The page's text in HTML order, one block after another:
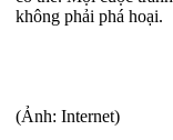
không phải phá hoại.
(Ảnh: Internet)